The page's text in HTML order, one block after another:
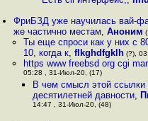
ФриБЗД уже научилась вай-
же частично местам,Аноним
Ты еще спроси как у них с
10, когда к, flkghdfgklh(?),
https www freebsd org cgi
05:28 , 31-Июл-20, (17)
В чем смысл этой ссылки
десятилетней давности,
14:47 , 31-Июл-20, (48)